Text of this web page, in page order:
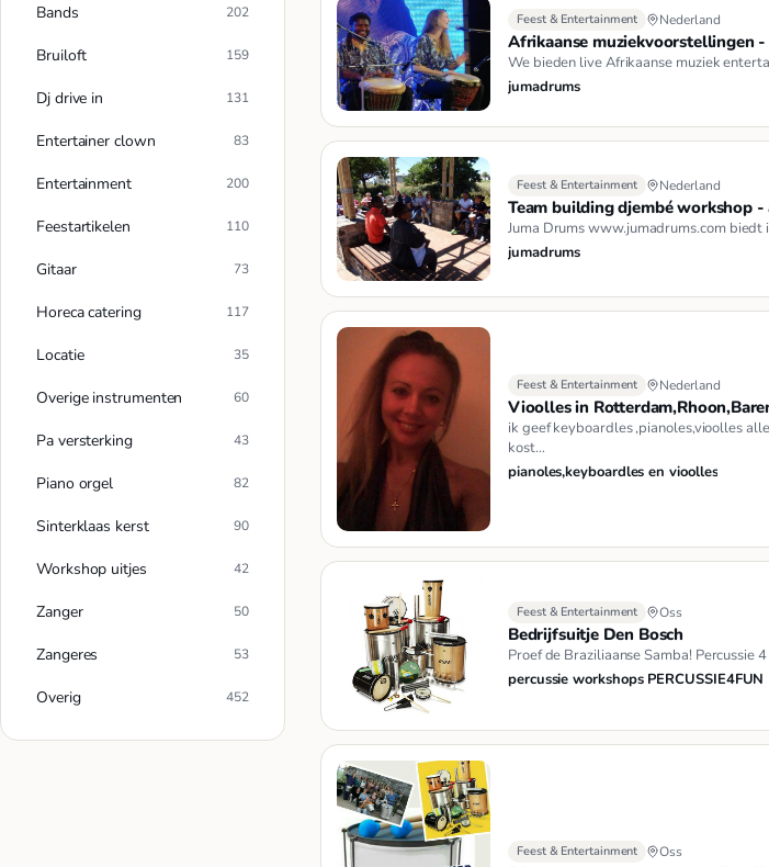
Bands 202
Bruiloft 159
Dj drive in 131
Entertainer clown 83
Entertainment 200
Feestartikelen 110
Gitaar 73
Horeca catering 117
Locatie 35
Overige instrumenten 60
Pa versterking 43
Piano orgel 82
Sinterklaas kerst 90
Workshop uitjes 42
Zanger 50
Zangeres 53
Overig 452
Feest & Entertainment Nederland
Afrikaanse muziekvoorstellingen
We bieden live Afrikaanse muziek
jumadrums
Feest & Entertainment Nederland
Team building djembé workshop
Juma Drums www.jumadrums.com
jumadrums
Feest & Entertainment Nederland
Vioolles in
ik geef keyboardles ,pianoles,vioolles
kost…
pianoles,keyboardles en vioolles
Feest & Entertainment Oss
Bedrijfsuitje Den Bosch
Proef de Braziliaanse Samba! Percussie
percussie workshops PERCUSSIE4FUN
Feest & Entertainment Oss